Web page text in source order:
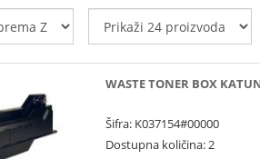
WASTE TONER BOX
Šifra: K037154#00000
Dostupna količina: 2